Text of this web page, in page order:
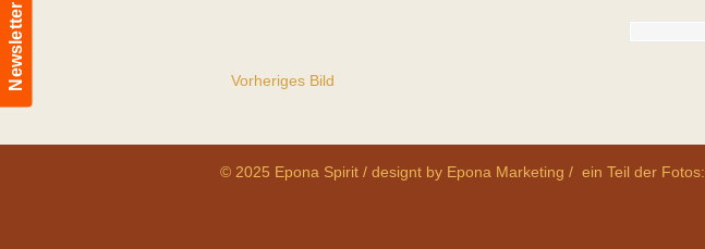
Newsletter Vorheriges Bild
© 2025 Epona Spirit / designt by Epona Marketing / ein Teil der Fotos: